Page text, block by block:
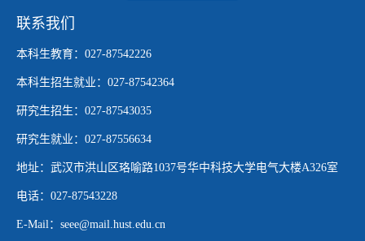
联系我们
本科生教育：027-87542226
本科生招生就业：027-87542364
研究生招生：027-87543035
研究生就业：027-87556634
地址：武汉市洪山区珞喻路1037号华中科技大学电气大楼A326室
电话：027-87543228
E-Mail：seee@mail.hust.edu.cn